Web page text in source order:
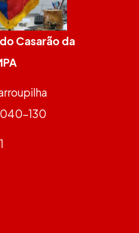
Casarão da
130